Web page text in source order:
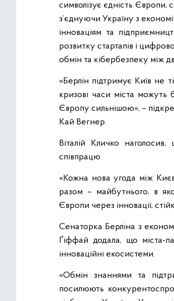
символізує єдність Європи,
з’єднуючи Україну з
інноваціям та
розвитку стартапів і
обмін та кібербезпеку між
«Берлін підтримує Київ не
кризові часи міста можуть
Європу сильнішою», –
Кай Вегнер.
Віталій Кличко
співпрацю.
«Кожна нова угода між
разом – майбутнього, в
Європи через інновації,
Сенаторка Берліна з
Ґіффай додала, що міста-
інноваційні екосистеми.
«Обмін знаннями та
посилюють